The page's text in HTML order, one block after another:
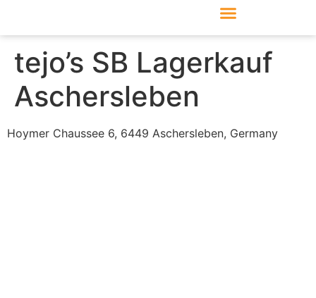
tejo’s SB Lagerkauf
Aschersleben
Hoymer Chaussee 6, 6449 Aschersleben, Germany